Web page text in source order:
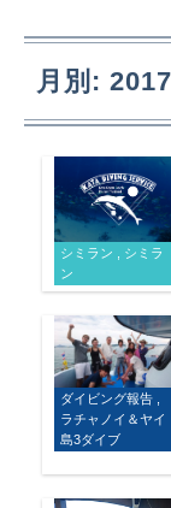
月別:
シミラン , シミラ
ン
ダイビング報告 ,
ラチャノイ＆ヤイ
島3ダイブ